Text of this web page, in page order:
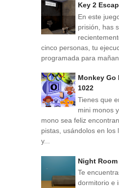
Key 2
En este
prisión, has
cinco personas, tu
programada para
Monkey Go
1022
Tienes que
mini monos
mono sea feliz
pistas, usándolos en los
y...
Night
Te
dormitorio e